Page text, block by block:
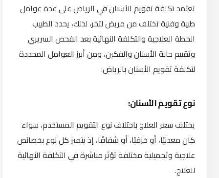
تعتمد تكلفة تقويم الأسنان في الرياض على عدة عوامل
طبية وفنية تختلف من مريض لآخر، لذلك، يحدد الطبيب
الخطة العلاجية والتكلفة النهائية بعد الفحص السريري
وتقييم حالة الأسنان والفكين، ومن أبرز العوامل المحددة
لتكلفة تقويم الأسنان بالرياض:
نوع تقويم الأسنان:
يختلف سعر العلاج باختلاف نوع التقويم المستخدم، سواء
كان معدنيًا، أو خزفيًا، أو شفافًا، إذ يتميز كل نوع بخصائص
علاجية وتجميلية مختلفة تؤثر مباشرة في التكلفة النهائية
للعلاج.